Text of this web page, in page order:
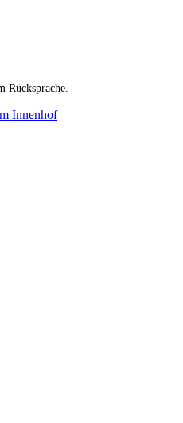
Rücksprache.
Innenhof